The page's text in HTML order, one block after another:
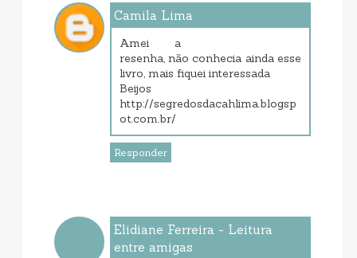
Camila Lima
Amei a
resenha, não conhecia ainda esse
livro, mais fiquei interessada
Beijos
http://segredosdacahlima.blogsp
ot.com.br/
Responder
Elidiane Ferreira - Leitura
entre amigas